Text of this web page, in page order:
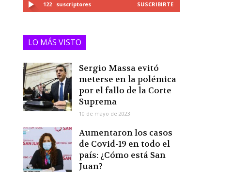
122 suscriptores SUSCRIBIRTE
LO MÁS VISTO
Sergio Massa evitó
meterse en la polémica
por el fallo de la Corte
Suprema
10 de mayo de 2023
Aumentaron los casos
de Covid-19 en todo el
país: ¿Cómo está San
Juan?